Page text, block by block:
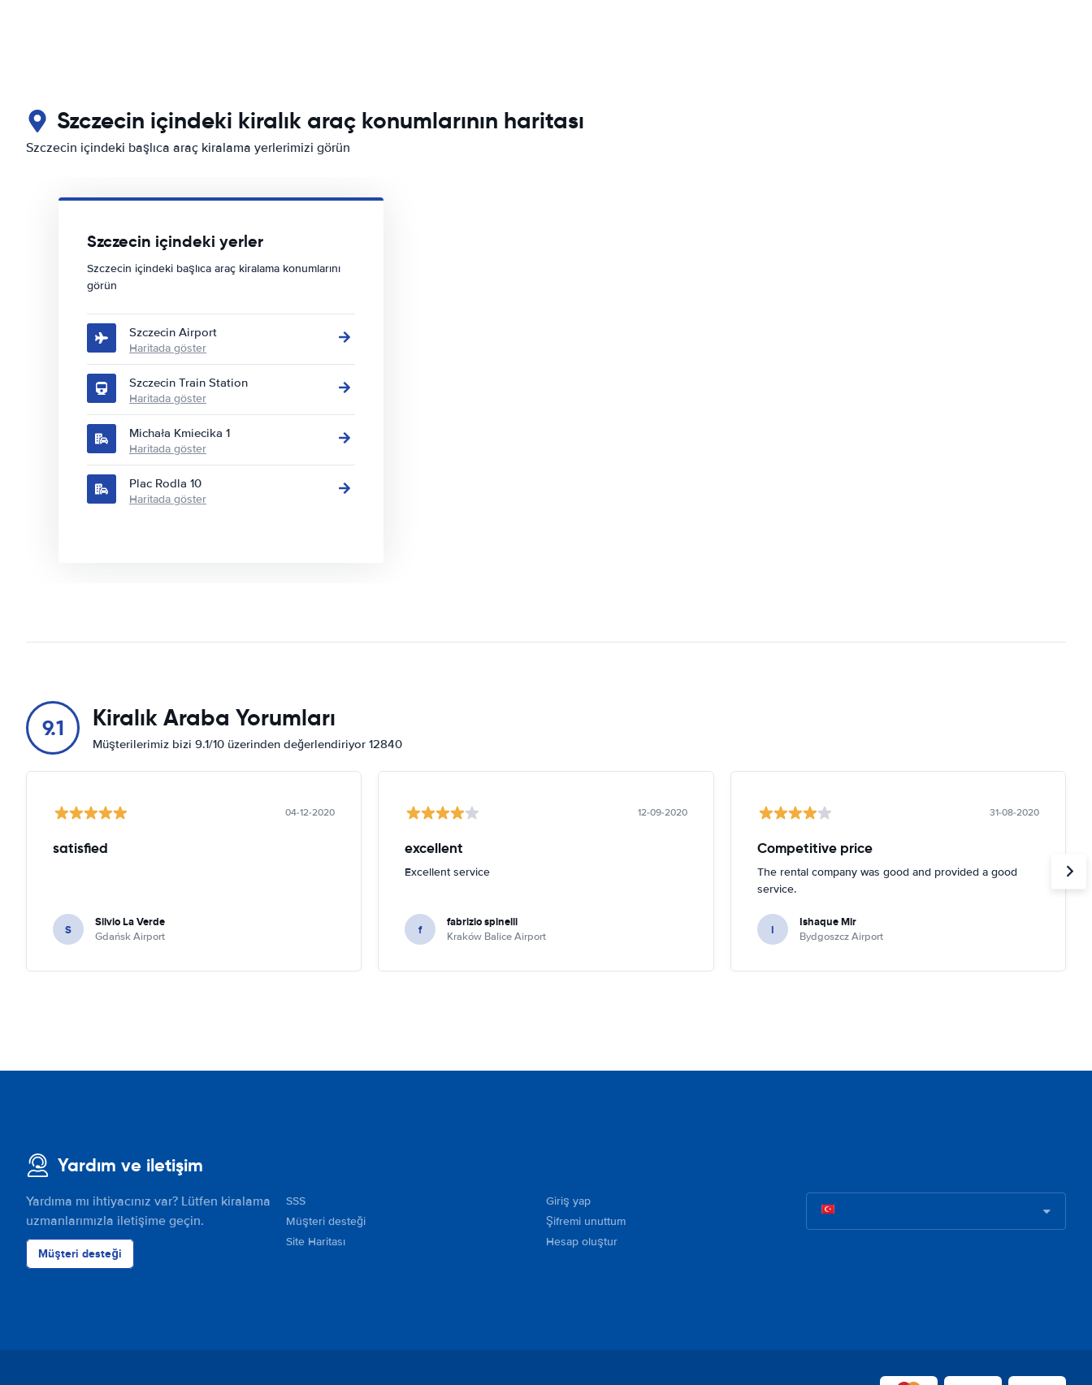
Szczecin içindeki kiralık araç konumlarının haritası
Szczecin içindeki başlıca araç kiralama yerlerimizi görün
Szczecin içindeki yerler
Szczecin içindeki başlıca araç kiralama konumlarını
görün
Szczecin Airport
Haritada göster
Szczecin Train Station
Haritada göster
Michała Kmiecika 1
Haritada göster
Plac Rodla 10
Haritada göster
9.1 Kiralık Araba Yorumları
Müşterilerimiz bizi 9.1/10 üzerinden değerlendiriyor 12840
04-12-2020
satisfied
S Silvio La Verde
Gdańsk Airport
12-09-2020
excellent
Excellent service
f fabrizio spinelli
Kraków Balice Airport
31-08-2020
Competitive price
The rental company was good and provided a good
service.
I Ishaque Mir
Bydgoszcz Airport
Yardım ve iletişim
Yardıma mı ihtiyacınız var? Lütfen kiralama
uzmanlarımızla iletişime geçin.
Müşteri desteği
SSS
Müşteri desteği
Site Haritası
Giriş yap
Şifremi unuttum
Hesap oluştur